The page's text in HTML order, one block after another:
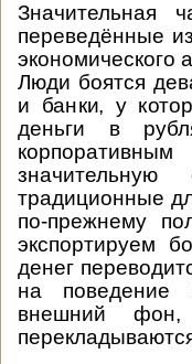
Значительная
переведённые
экономического
Люди боятся
и банки, у
деньги в
традиционные
по-прежнему
экспортируем
денег
на поведение
внешний фон,